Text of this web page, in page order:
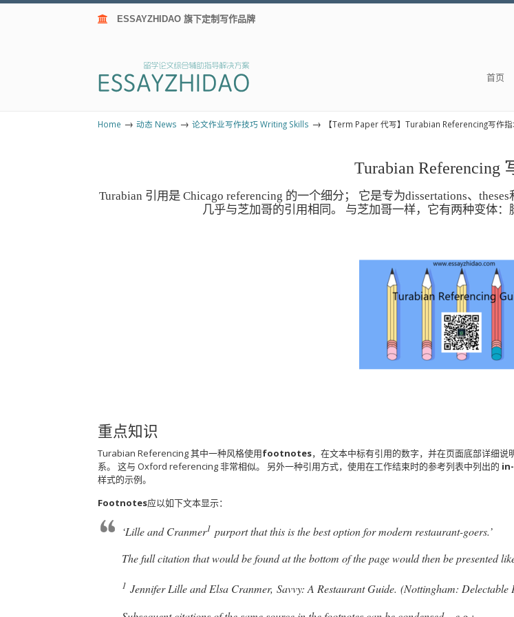
ESSAYZHIDAO 旗下定制写作品牌
首页
Home → 动态 News → 论文作业写作技巧 Writing Skills → 【Term Paper 代写】Turabian Referencing写作
Turabian Referencing
Turabian 引用是 Chicago referencing 的一个细分； 它是专为dissertations、theses
几乎与芝加哥的引用相同。
与芝加哥一样，它有两种变体：
重点知识
Turabian Referencing 其中一种风格使用footnotes，在文本中标有引用的数字，并在页面底部详细
系。
这与 Oxford referencing 非常相似。 另外一种引用方式，使用在工作结束时的参考列表中列出的
样式的示例。
Footnotes应以如下文本显示：
‘Lille and Cranmer1 purport that this is the best option for modern restaurant-goers.’
The full citation that would be found at the bottom of the page would then be presented
1 Jennifer Lille and Elsa Cranmer, Savvy: A Restaurant Guide. (Nottingham: Delectable